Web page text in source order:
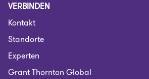
VERBINDEN
Kontakt
Standorte
Experten
Grant Thornton Global